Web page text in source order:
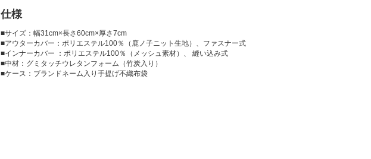
仕様
■サイズ：幅31cm×長さ60cm×厚さ7cm
■アウターカバー：ポリエステル100％（鹿ノ子ニット生地）、ファスナー式
■インナーカバー ：ポリエステル100％（メッシュ素材）、 縫い込み式
■中材：グミタッチウレタンフォーム（竹炭入り）
■ケース：ブランドネーム入り手提げ不織布袋